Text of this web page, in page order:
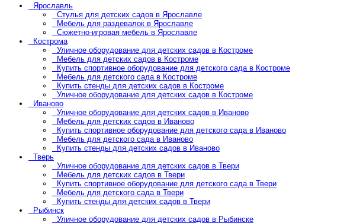
Ярославль
Стулья для детских садов в Ярославле
Мебель для раздевалок в Ярославле
Сюжетно-игровая мебель в Ярославле
Кострома
Уличное оборудование для детских садов в Костроме
Мебель для детских садов в Костроме
Купить спортивное оборудование для детского сада в Костроме
Мебель для детского сада в Костроме
Купить стенды для детских садов в Костроме
Уличное оборудование для детских садов в Костроме
Иваново
Уличное оборудование для детских садов в Иваново
Мебель для детских садов в Иваново
Купить спортивное оборудование для детского сада в Иваново
Мебель для детского сада в Иваново
Купить стенды для детских садов в Иваново
Тверь
Уличное оборудование для детских садов в Твери
Мебель для детских садов в Твери
Купить спортивное оборудование для детского сада в Твери
Мебель для детского сада в Твери
Купить стенды для детских садов в Твери
Рыбинск
Уличное оборудование для детских садов в Рыбинске